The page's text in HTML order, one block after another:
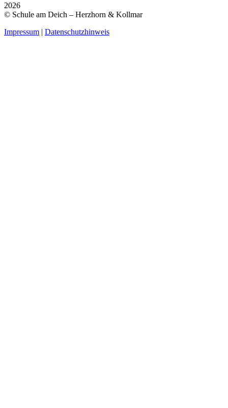
2026
© Schule am Deich – Herzhorn & Kollmar
Impressum | Datenschutzhinweis